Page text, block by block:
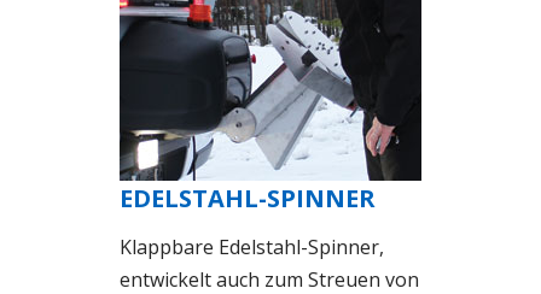
EDELSTAHL-SPINNER
Klappbare Edelstahl-Spinner,
entwickelt auch zum Streuen von